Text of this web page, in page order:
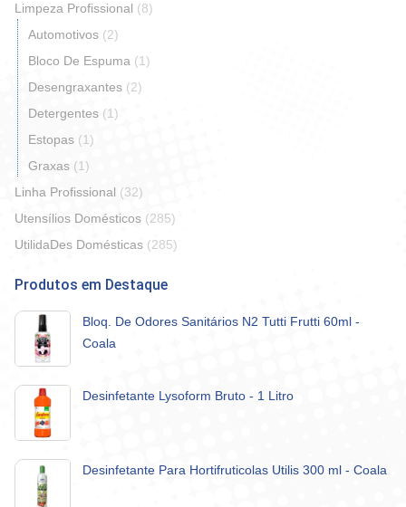
Limpeza Profissional (8)
Automotivos (2)
Bloco De Espuma (1)
Desengraxantes (2)
Detergentes (1)
Estopas (1)
Graxas (1)
Linha Profissional (32)
Utensílios Domésticos (285)
UtilidaDes Domésticas (285)
Produtos em Destaque
Bloq. De Odores Sanitários N2 Tutti Frutti 60ml -
Coala
Desinfetante Lysoform Bruto - 1 Litro
Desinfetante Para Hortifruticolas Utilis 300 ml - Coala